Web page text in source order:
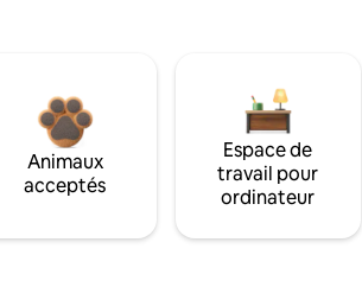
Animaux
acceptés
Espace de
travail pour
ordinateur